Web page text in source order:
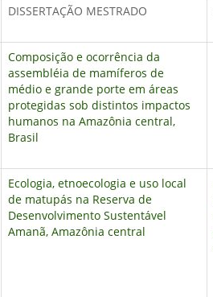
DISSERTAÇÃO MESTRADO
Composição e ocorrência da
assembléia de mamíferos de
médio e grande porte em áreas
protegidas sob distintos impactos
humanos na Amazônia central,
Brasil
Ecologia, etnoecologia e uso local
de matupás na Reserva de
Desenvolvimento Sustentável
Amanã, Amazônia central